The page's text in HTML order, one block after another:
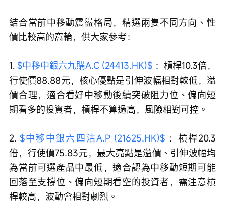
結合當前中移動震盪格局，精選兩隻不同方向、性
價比較高的窩輪，供大家參考：
1. $中移中銀六九購A.C (24413.HK)$ ：槓桿10.3倍，
行使價88.88元，核心優點是引伸波幅相對較低，溢
價合理，適合看好中移動後續突破阻力位、偏向短
期看多的投資者，槓桿不算過高，風險相對可控。
2. $中移中銀六四沽A.P (21625.HK)$ ：槓桿20.3
倍，行使價75.83元，最大亮點是溢價、引伸波幅均
為當前可選產品中最低，適合認為中移動短期可能
回落至支撐位、偏向短期看空的投資者，需注意槓
桿較高，波動會相對劇烈。